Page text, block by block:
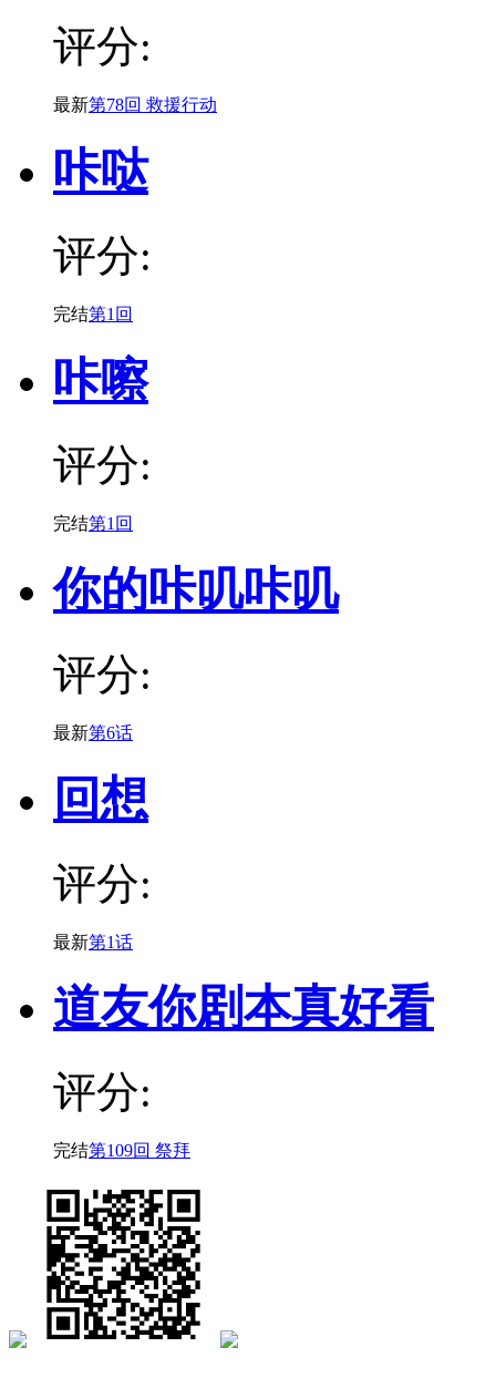
评分:
最新第78回 救援行动
咔哒
评分:
完结第1回
咔嚓
评分:
完结第1回
你的咔叽咔叽
评分:
最新第6话
回想
评分:
最新第1话
道友你剧本真好看
评分:
完结第109回 祭拜